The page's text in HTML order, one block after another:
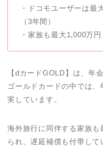
・ドコモユーザーは最
（3年間）
・家族も最大1,000万
【dカードGOLD】は、年
ゴールドカードの中では
実しています。
海外旅行に同伴する家族
られ、遅延補償も付帯して